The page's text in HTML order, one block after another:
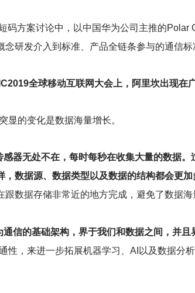
码方案讨论中，以中国华为公司主推的Polar
研发介入到标准、产品全链条参与的通信标
全球移动互联网大会上，阿里坎出现在
显的变化是数据海量增长。
感器无处不在，每时每秒在收集大量的数据
数据源、数据类型以及数据的结构都会更加
跟数据存储非常近的地方完成，避免了数据海
通信的基础架构，界于我们和数据之间，并
性，来进一步拓展机器学习、AI以及数据分